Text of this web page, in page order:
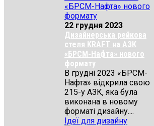
22 грудня 2023
Дизайнерська рейкова
стеля KRAFT на АЗК
«БРСМ-Нафта» нового
формату
В грудні 2023 «БРСМ-
Нафта» відкрила свою
215-у АЗК, яка була
виконана в новому
форматі дизайну....
Ідеї для дизайну